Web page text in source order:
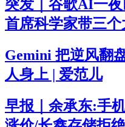
突发｜谷歌AI一夜
首席科学家带三
Gemini 把逆风翻
人身上 | 爱范儿
早报｜余承东:手